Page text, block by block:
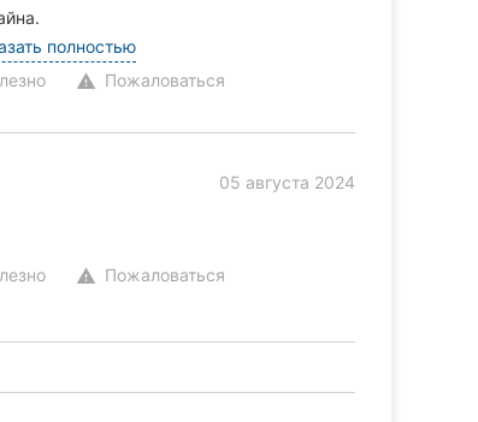
полностью
warning Пожаловаться
05 августа 2024
warning Пожаловаться